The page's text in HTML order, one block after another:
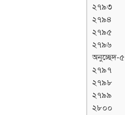
২৭৯৩
২৭৯৪
২৭৯৫
২৭৯৬
অনুচ্ছেদ-৫
২৭৯৭
২৭৯৮
২৭৯৯
২৮০০